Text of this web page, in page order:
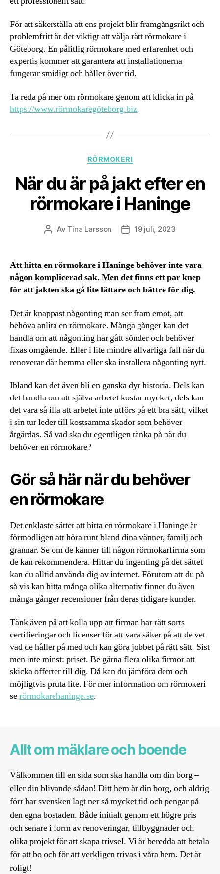
För att säkerställa att ens projekt blir framgångsrikt och
problemfritt är det viktigt att välja rätt rörmokare i
Göteborg. En pålitlig rörmokare med erfarenhet och
expertis kommer att garantera att installationerna
fungerar smidigt och håller över tid.
Ta reda på mer om rörmokare genom att klicka in på
https://www.rörmokaregöteborg.biz.
Kategorier
RÖRMOKERI
När du är på jakt efter en
rörmokare i Haninge
Inläggsförfattare
Av Tina Larsson Inläggsdatum
19 juli, 2023
Att hitta en rörmokare i Haninge behöver inte vara
någon komplicerad sak. Men det finns ett par knep
för att jakten ska gå lite lättare och bättre för dig.
Det är knappast någonting man ser fram emot, att
behöva anlita en rörmokare. Många gånger kan det
handla om att någonting har gått sönder och behöver
fixas omgående. Eller i lite mindre allvarliga fall när du
renoverar där hemma eller ska installera någonting nytt.
Ibland kan det även bli en ganska dyr historia. Dels kan
det handla om att själva arbetet kostar mycket, dels kan
det vara så illa att arbetet inte utförs på ett bra sätt, vilket
i sin tur leder till kostsamma skador som behöver
åtgärdas. Så vad ska du egentligen tänka på när du
behöver en rörmokare?
Gör så här när du behöver
en rörmokare
Det enklaste sättet att hitta en rörmokare i Haninge är
förmodligen att höra runt bland dina vänner, familj och
grannar. Se om de känner till någon rörmokarfirma som
de kan rekommendera. Hittar du ingenting på det sättet
kan du alltid använda dig av internet. Förutom att du på
så vis kan hitta många olika alternativ finner du även
många gånger recensioner från deras tidigare kunder.
Tänk även på att kolla upp att firman har rätt sorts
certifieringar och licenser för att vara säker på att de vet
vad de håller på med och kan göra jobbet på rätt sätt. Sist
men inte minst: priset. Be gärna flera olika firmor att
skicka offerter till dig. Då kan du jämföra dem och
möjligtvis pruta lite. För mer information om rörmokeri
serörmokarehaninge.se.
Allt om mäklare och boende
Välkommen till en sida som ska handla om din borg –
eller din blivande sådan! Ditt hem är din borg, och aldrig
förr har svensken lagt ner så mycket tid och pengar på
den egna bostaden. Både initialt genom ett högre pris
och senare i form av renoveringar, tillbyggnader och
olika projekt för att skapa trivsel. Vi är beredda att betala
för att bo och för att verkligen trivas i våra hem. Det är
roligt!